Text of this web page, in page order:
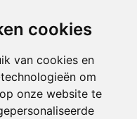
cookies
van cookies en
om
onze website te
en 13.30 - 17.00
en 13.30 - 17.00